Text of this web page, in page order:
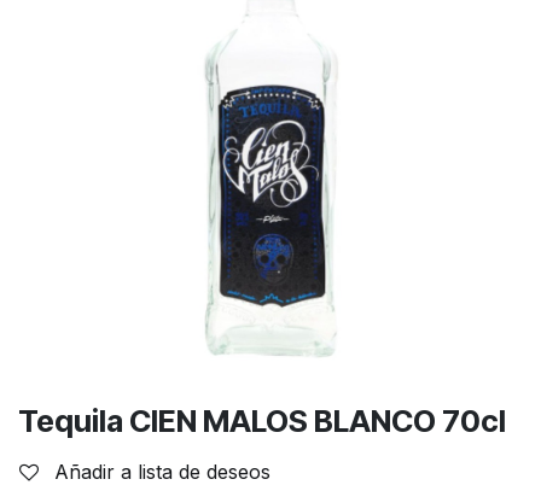
Tequila CIEN MALOS BLANCO 70cl
Añadir a lista de deseos